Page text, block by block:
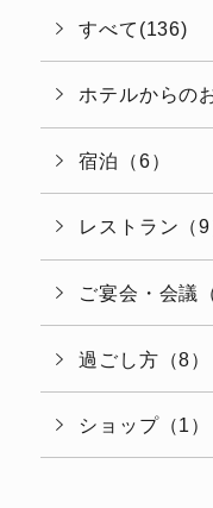
すべて(136)
ホテルからの
宿泊（6）
レストラン（9
ご宴会・会議
過ごし方（8）
ショップ（1）